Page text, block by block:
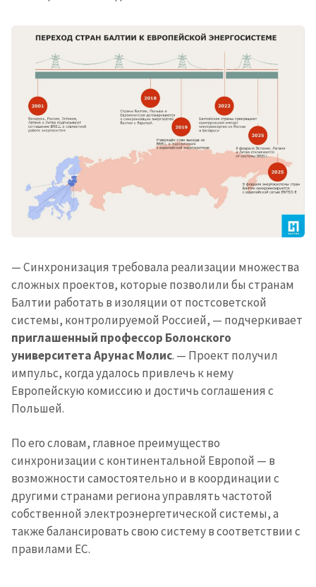
Отправить
информацию
О ZDG
în Română in English
— Синхронизация требовала реализации множества
сложных проектов, которые позволили бы странам
Балтии работать в изоляции от постсоветской
системы, контролируемой Россией, — подчеркивает
приглашенный профессор Болонского
университета Арунас Молис. — Проект получил
импульс, когда удалось привлечь к нему
Европейскую комиссию и достичь соглашения с
Польшей.
По его словам, главное преимущество
синхронизации с континентальной Европой — в
возможности самостоятельно и в координации с
другими странами региона управлять частотой
собственной электроэнергетической системы, а
также балансировать свою систему в соответствии с
правилами ЕС.